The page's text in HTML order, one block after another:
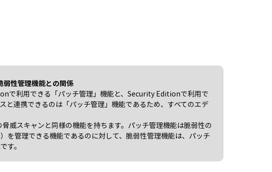
性管理機能との関係
利用できる「パッチ管理」機能と、Security Editionで利用で
と連携できるのは「パッチ管理」機能であるため、すべてのエデ
スキャンと同様の機能を持ちます。パッチ管理機能は脆弱性の
を管理できる機能であるのに対して、脆弱性管理機能は、パッチ
す。